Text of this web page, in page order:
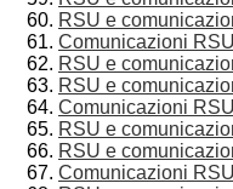
RSU e
Comunicazioni RSU
RSU e
RSU e
Comunicazioni RSU
RSU e
RSU e
Comunicazioni RSU